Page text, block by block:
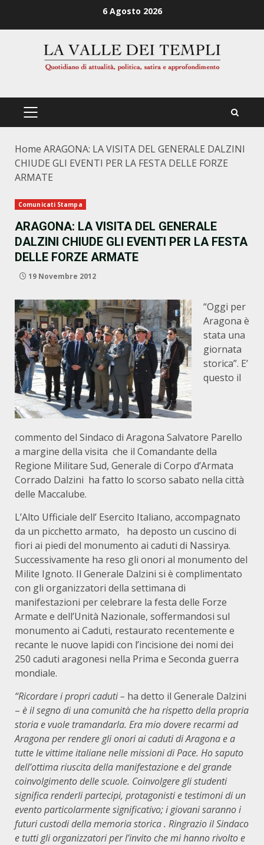
6 Agosto 2026
PRIMÄRES
Home ARAGONA: LA VISITA DEL GENERALE DALZINI
CHIUDE GLI EVENTI PER LA FESTA DELLE FORZE
ARMATE
Comunicati Stampa
ARAGONA: LA VISITA DEL GENERALE
DALZINI CHIUDE GLI EVENTI PER LA FESTA
DELLE FORZE ARMATE
19 Novembre 2012
“Oggi per
Aragona è
stata una
giornata
storica”. E’
questo il
commento del Sindaco di Aragona Salvatore Parello
a margine della visita che il Comandante della
Regione Militare Sud, Generale di Corpo d’Armata
Corrado Dalzini ha fatto lo scorso sabato nella città
delle Maccalube.
L’Alto Ufficiale dell’ Esercito Italiano, accompagnato
da un picchetto armato, ha deposto un cuscino di
fiori ai piedi del monumento ai caduti di Nassirya.
Successivamente ha reso gli onori al monumento del
Milite Ignoto. Il Generale Dalzini si è complimentato
con gli organizzatori della settimana di
manifestazioni per celebrare la festa delle Forze
Armate e dell’Unità Nazionale, soffermandosi sul
monumento ai Caduti, restaurato recentemente e
recante le nuove lapidi con l’incisione dei nomi dei
250 caduti aragonesi nella Prima e Seconda guerra
mondiale.
“Ricordare i propri caduti – ha detto il Generale Dalzini
– è il segno di una comunità che ha rispetto della propria
storia e vuole tramandarla. Era mio dovere recarmi ad
Aragona per rendere gli onori ai caduti di Aragona e a
tutte le vittime italiane nelle missioni di Pace. Ho saputo
dell’ottima riuscita della manifestazione e del grande
coinvolgimento delle scuole. Coinvolgere gli studenti
significa renderli partecipi, protagonisti e testimoni di un
evento particolarmente significativo; i giovani saranno i
futuri custodi della memoria storica . Ringrazio il Sindaco
e tutti gli organizzatori per l’invito che mi hanno rivolto e